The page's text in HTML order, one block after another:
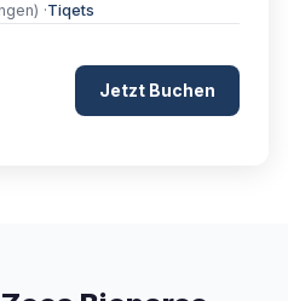
·Tiqets
Jetzt Buchen